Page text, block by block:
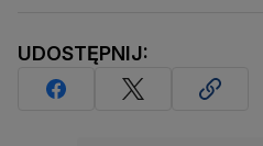
UDOSTĘPNIJ: